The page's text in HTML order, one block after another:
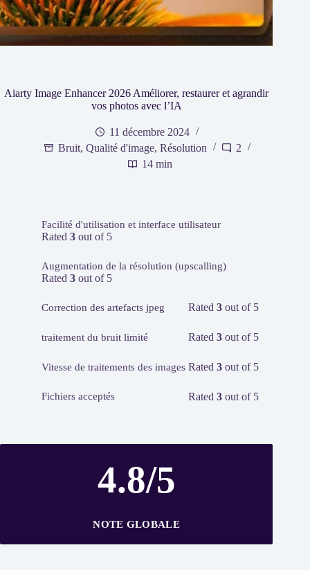
Aiarty Image Enhancer 2026 Améliorer, restaurer et agrandir
vos photos avec l’IA
11 décembre 2024
Bruit, Qualité d'image, Résolution
2
14 min
Facilité d'utilisation et interface utilisateur
Rated 3 out of 5
Augmentation de la résolution (upscalling)
Rated 3 out of 5
Correction des artefacts jpeg Rated3 out of 5
traitement du bruit limité Rated3 out of 5
Vitesse de traitements des images Rated3 out of 5
Fichiers acceptés Rated3 out of 5
4.8/5
NOTE GLOBALE